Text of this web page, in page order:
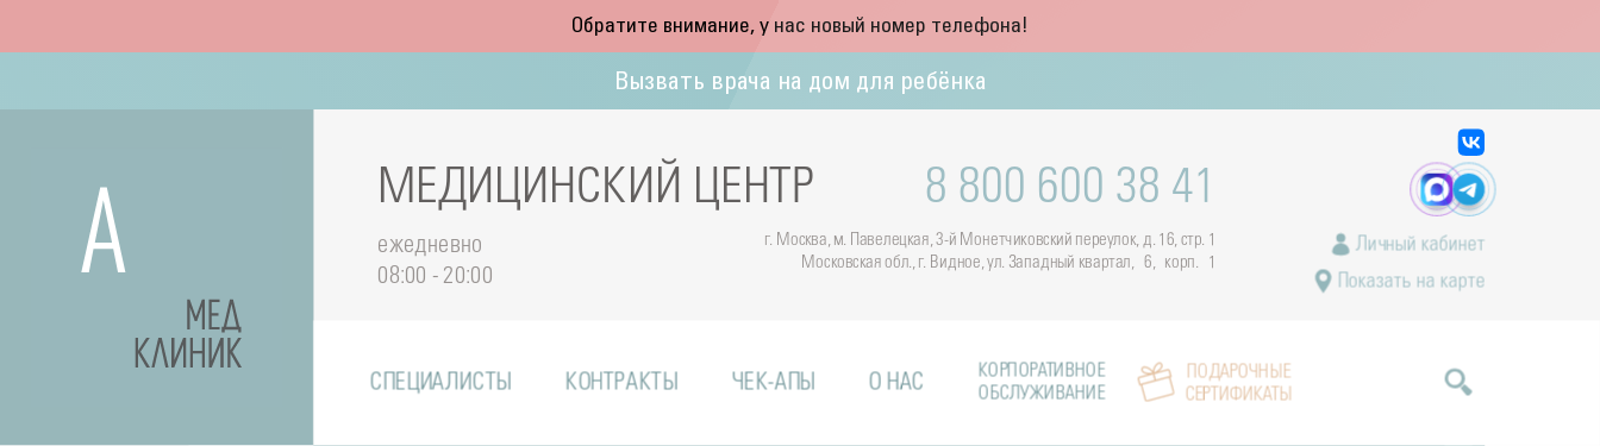
Обратите внимание, у нас новый номер телефона!
Вызвать врача на дом для ребёнка
МЕДИЦИНСКИЙ ЦЕНТР 8 800 600 38 41
г. Москва, м. Павелецкая, 3-й Монетчиковский переулок, д. 16, стр. 1
Московская обл., г. Видное, ул. Западный квартал, 6, корп. 1
ежедневно
08:00 - 20:00
Личный кабинет
Показать на карте
СПЕЦИАЛИСТЫ КОНТРАКТЫ ЧЕК-АПЫ О НАС
КОРПОРАТИВНОЕ
ОБСЛУЖИВАНИЕ
ПОДАРОЧНЫЕ
СЕРТИФИКАТЫ